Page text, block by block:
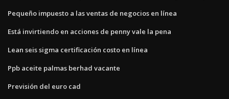
Pequeño impuesto a las ventas de negocios en línea
Está invirtiendo en acciones de penny vale la pena
Lean seis sigma certificación costo en línea
Ppb aceite palmas berhad vacante
Previsión del euro cad